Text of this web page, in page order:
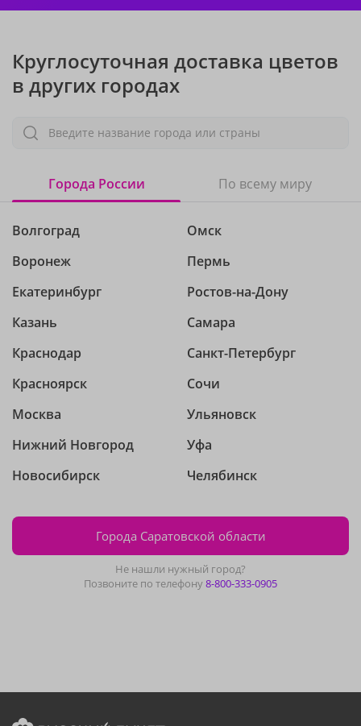
Круглосуточная доставка цветов
в других городах
Введите название города или страны
Города России По всему миру
Волгоград
Воронеж
Екатеринбург
Казань
Краснодар
Красноярск
Москва
Нижний Новгород
Новосибирск
Омск
Пермь
Ростов-на-Дону
Самара
Санкт-Петербург
Сочи
Ульяновск
Уфа
Челябинск
Города Саратовской области
Не нашли нужный город?
Позвоните по телефону8-800-333-0905